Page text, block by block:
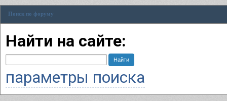
РАЗДЕЛ: Разное
Поиск по форуму
Найти на сайте:
параметры поиска